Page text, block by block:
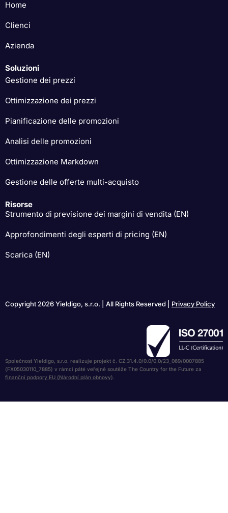
Home
Clienci
Azienda
Soluzioni
Gestione dei prezzi
Ottimizzazione dei prezzi
Pianificazione delle promozioni
Analisi delle promozioni
Ottimizzazione Markdown
Gestione delle offerte multi-acquisto
Risorse
Strumento di previsione dei margini di vendita (EN)
Approfondimenti degli esperti di pricing (EN)
Scarica (EN)
Copyright 2026 Yieldigo, s.r.o. | All Rights Reserved | Privacy Policy
Společnost Yieldigo, s.r.o. realizuje projekt č. CZ.31.4.0/0.0/0.0/23_069/0007885
(FX05030110_7885) v rámci páté veřejné soutěže The Country for the Future za
finanční podpory EU (Národní plán obnovy)